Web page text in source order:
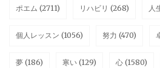
ポエム (2711) リハビリ (268) 人
個人レッスン (1056) 努力 (470)
夢 (186) 寒い (129) 心 (1580)